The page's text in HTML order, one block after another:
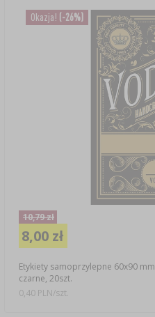
Okazja! (-26%)
Etykiety samoprzylepne 60x90
czarne, 20szt.
10,79 zł
8,00 zł
0,40 PLN/szt.